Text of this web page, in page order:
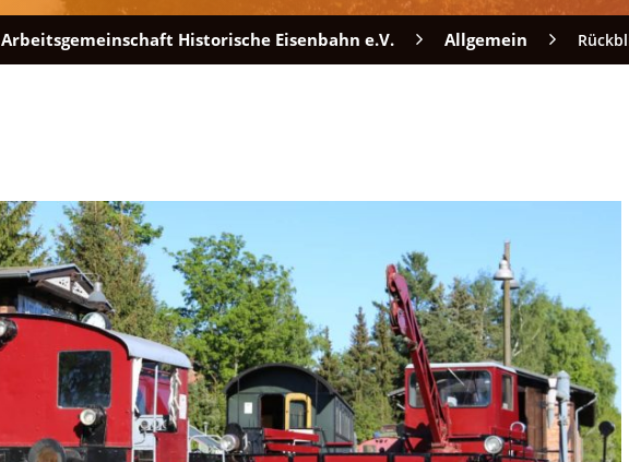
Arbeitsgemeinschaft Historische Eisenbahn e.V. Allgemein